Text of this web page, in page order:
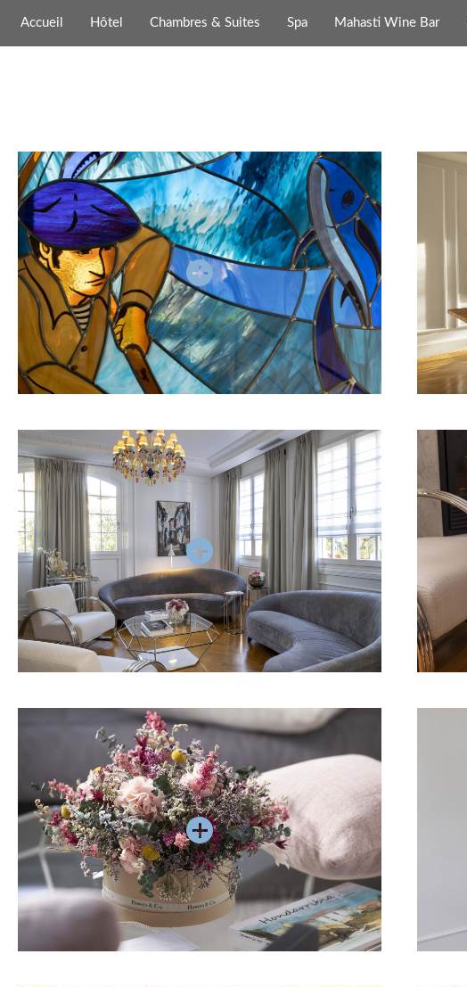
Accueil Hôtel Chambres & Suites Spa Mahasti Wine Bar